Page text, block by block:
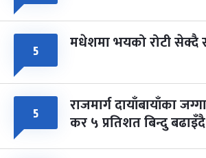
५ मधेशमा भयको रोटी सेक्दै
५ राजमार्ग दायाँबायाँका
कर ५ प्रतिशत बिन्दु बढाइँदै